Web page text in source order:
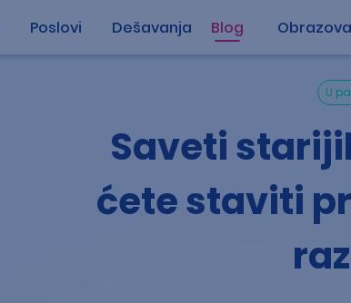
Poslovi Dešavanja Blog
U
Saveti
ćete staviti